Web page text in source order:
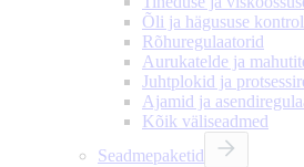
Õli ja hägususe
Rõhuregulaatorid
Aurukatelde ja
Juhtplokid ja
Ajamid ja
Kõik väliseadmed
Seadmepaketid